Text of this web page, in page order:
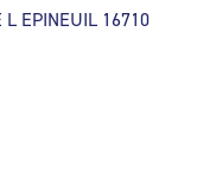
L EPINEUIL 16710